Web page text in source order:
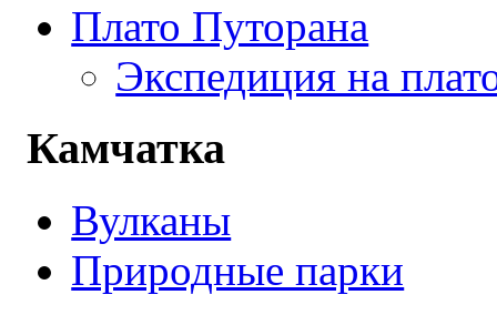
Плато Путорана
Экспедиция на
Камчатка
Вулканы
Природные парки